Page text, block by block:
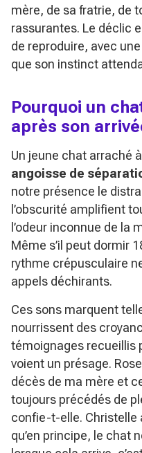
mère, de sa fratrie, de
rassurantes. Le déclic
de reproduire, avec
que son instinct
Pourquoi un
après son
Un jeune chat arraché
angoisse de
notre présence le
l’obscurité amplifient
l’odeur inconnue de la
Même s’il peut dormir
rythme crépusculaire
appels déchirants.
Ces sons marquent
nourrissent des
témoignages recueillis
voient un présage.
décès de ma mère et
toujours précédés de
confie-t-elle. Christelle
qu’en principe, le chat